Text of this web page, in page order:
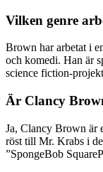
Vilken genre
Brown har arbetat i
och komedi. Han är
science fiction-
Är Clancy
Ja, Clancy Brown är
röst till Mr. Krabs i
”SpongeBob